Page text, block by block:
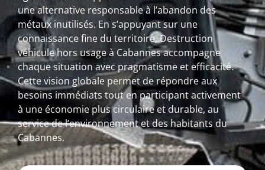
une alternative responsable à l’abandon des
métaux inutilisés. En s’appuyant sur une
connaissance fine du territoire, Destruction
véhicule hors usage à Cabannes accompagne
chaque situation avec pragmatisme et efficacité.
Cette vision globale permet de répondre aux
besoins immédiats tout en participant activement
à une économie plus circulaire et durable, au
service de l’environnement et des habitants du
Cabannes.